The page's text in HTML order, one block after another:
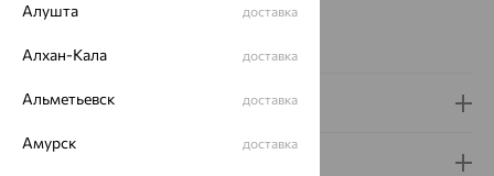
Бренд:Красцветмет
Доставка и оплата
Алушта доставка
Алхан-Кала доставка
Альметьевск доставка
Амурск доставка